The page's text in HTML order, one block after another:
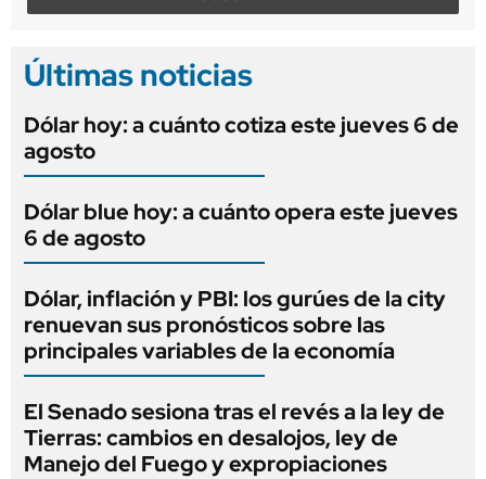
Últimas noticias
Dólar hoy: a cuánto cotiza este jueves 6 de
agosto
Dólar blue hoy: a cuánto opera este jueves
6 de agosto
Dólar, inflación y PBI: los gurúes de la city
renuevan sus pronósticos sobre las
principales variables de la economía
El Senado sesiona tras el revés a la ley de
Tierras: cambios en desalojos, ley de
Manejo del Fuego y expropiaciones